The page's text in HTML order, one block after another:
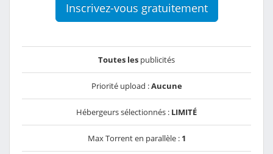
Inscrivez-vous gratuitement
Toutes les publicités
Priorité upload :Aucune
Hébergeurs sélectionnés : LIMITÉ
Max Torrent en parallèle : 1